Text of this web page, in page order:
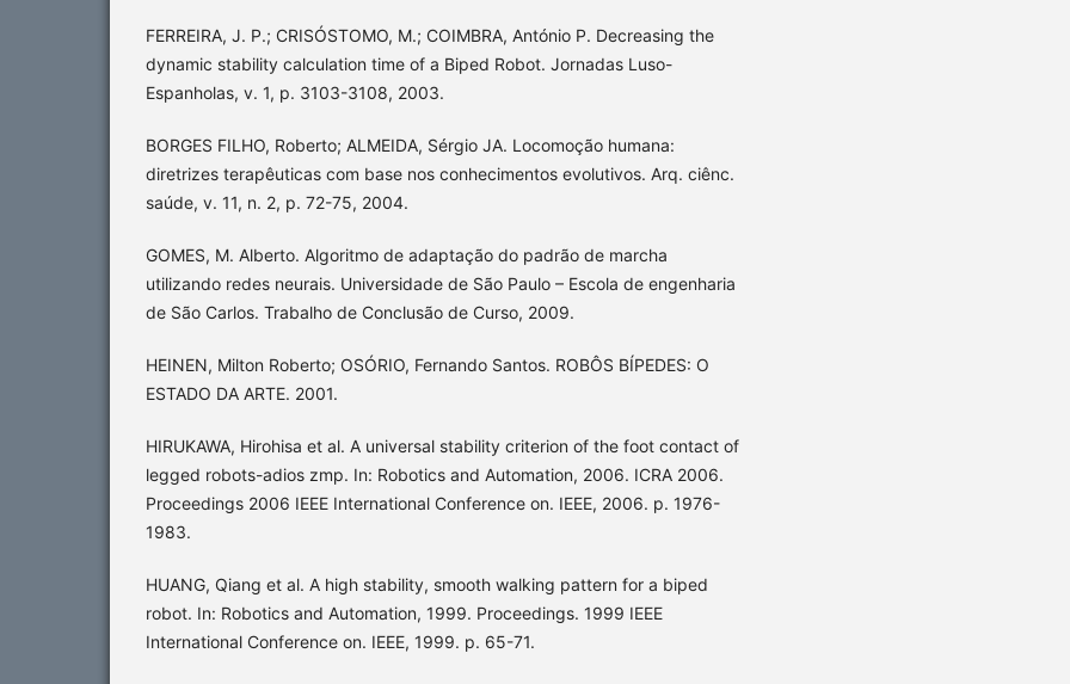
FERREIRA, J. P.; CRISÓSTOMO, M.; COIMBRA, António P. Decreasing the
dynamic stability calculation time of a Biped Robot. Jornadas Luso-
Espanholas, v. 1, p. 3103-3108, 2003.
BORGES FILHO, Roberto; ALMEIDA, Sérgio JA. Locomoção humana:
diretrizes terapêuticas com base nos conhecimentos evolutivos. Arq. ciênc.
saúde, v. 11, n. 2, p. 72-75, 2004.
GOMES, M. Alberto. Algoritmo de adaptação do padrão de marcha
utilizando redes neurais. Universidade de São Paulo – Escola de engenharia
de São Carlos. Trabalho de Conclusão de Curso, 2009.
HEINEN, Milton Roberto; OSÓRIO, Fernando Santos. ROBÔS BÍPEDES: O
ESTADO DA ARTE. 2001.
HIRUKAWA, Hirohisa et al. A universal stability criterion of the foot contact of
legged robots-adios zmp. In: Robotics and Automation, 2006. ICRA 2006.
Proceedings 2006 IEEE International Conference on. IEEE, 2006. p. 1976-
1983.
HUANG, Qiang et al. A high stability, smooth walking pattern for a biped
robot. In: Robotics and Automation, 1999. Proceedings. 1999 IEEE
International Conference on. IEEE, 1999. p. 65-71.